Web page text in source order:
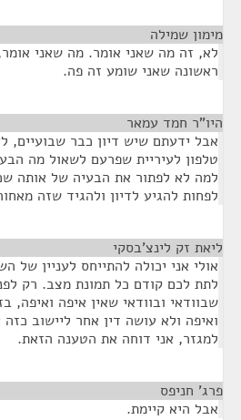
מימון שמילה
לא, זה מה שאני אומר. מה שאני
ראשונה שאני שומע זה פה.
היו"ר חמד עמאר
אבל ידעתם שיש דיון כבר
טלפון לעיריית שפרעם לשאול מה
למה לא לפתור את הבעיה של אותה
לפחות להגיע לדיון ולהגיד שזה
ליאת זק לינצ'בסקי
אולי אני יכולה להתייחס לעניין של
לתת לכם קודם כל תמונת מצב. רק
שבוודאי ובוודאי שאין איפה ואיפה,
ואיפה ולא עושה דין אחר ליישוב
למגזר, אני דוחה את הטענה הזאת.
פרג' חניפס
אבל היא קיימת.